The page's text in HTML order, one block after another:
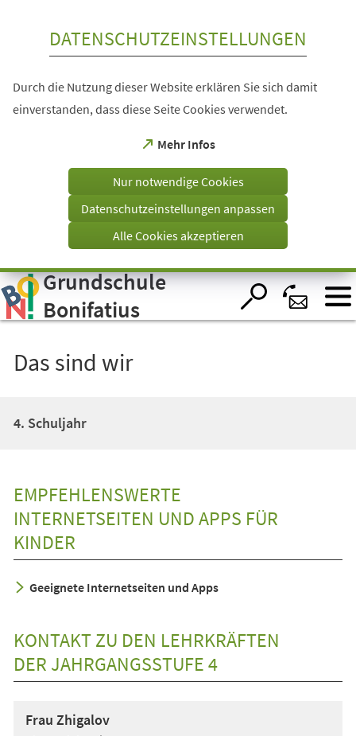
Visuelle
Assistenzsoftware
öffnen.
DATENSCHUTZEINSTELLUNGEN
Durch die Nutzung dieser Website erklären Sie sich damit
einverstanden, dass diese Seite Cookies verwendet.
Mehr Infos
(Öffnet
einem
Tab)
Nur notwendige Cookies
Datenschutzeinstellungen anpassen
Alle Cookies akzeptieren
Grundschule
Bonifatius
Das sind wir
4. Schuljahr
EMPFEHLENSWERTE
INTERNETSEITEN UND APPS FÜR
KINDER
Geeignete Internetseiten und Apps
KONTAKT ZU DEN LEHRKRÄFTEN
DER JAHRGANGSSTUFE 4
Frau Zhigalov